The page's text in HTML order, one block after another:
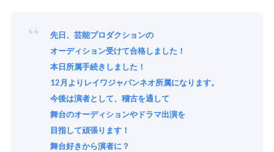
先日、芸能プロダクションの
オーディション受けて合格しました！
本日所属手続きしました！
12月よりレイワジャパンネオ所属になります。
今後は演者として、稽古を通して
舞台のオーディションやドラマ出演を
目指して頑張ります！
舞台好きから演者に？